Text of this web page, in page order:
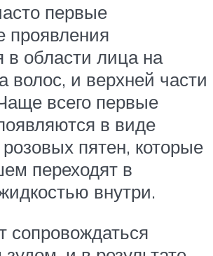
первые
проявления
в области лица на
волос, и верхней части
всего первые
в виде
пятен, которые
переходят в
внутри.
сопровождаться